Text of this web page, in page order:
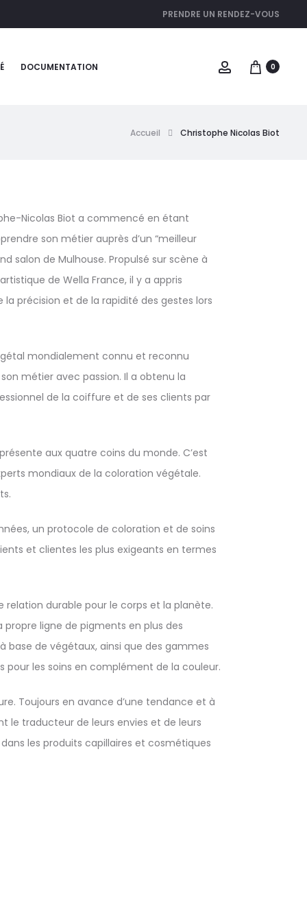
PRENDRE UN RENDEZ-VOUS
DOCUMENTATION 0
Accueil Christophe Nicolas Biot
Nicolas Biot a commencé en étant
son métier auprès d’un “meilleur
salon de Mulhouse. Propulsé sur scène à
de Wella France, il y a appris
la précision et de la rapidité des gestes lors
mondialement connu et reconnu
métier avec passion. Il a obtenu la
de la coiffure et de ses clients par
aux quatre coins du monde. C’est
mondiaux de la coloration végétale.
un protocole de coloration et de soins
et clientes les plus exigeants en termes
relation durable pour le corps et la planète.
propre ligne de pigments en plus des
base de végétaux, ainsi que des gammes
pour les soins en complément de la couleur.
Toujours en avance d’une tendance et à
le traducteur de leurs envies et de leurs
les produits capillaires et cosmétiques